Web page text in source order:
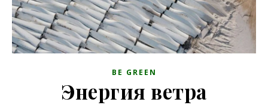
BE GREEN
Энергия ветра